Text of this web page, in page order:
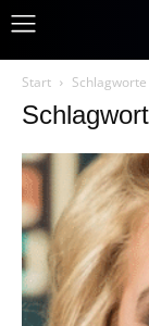
Start Schlagworte